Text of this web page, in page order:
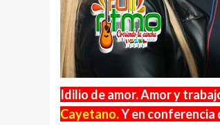
Idilio de amor. Amor y
Cayetano.Y en conferencia